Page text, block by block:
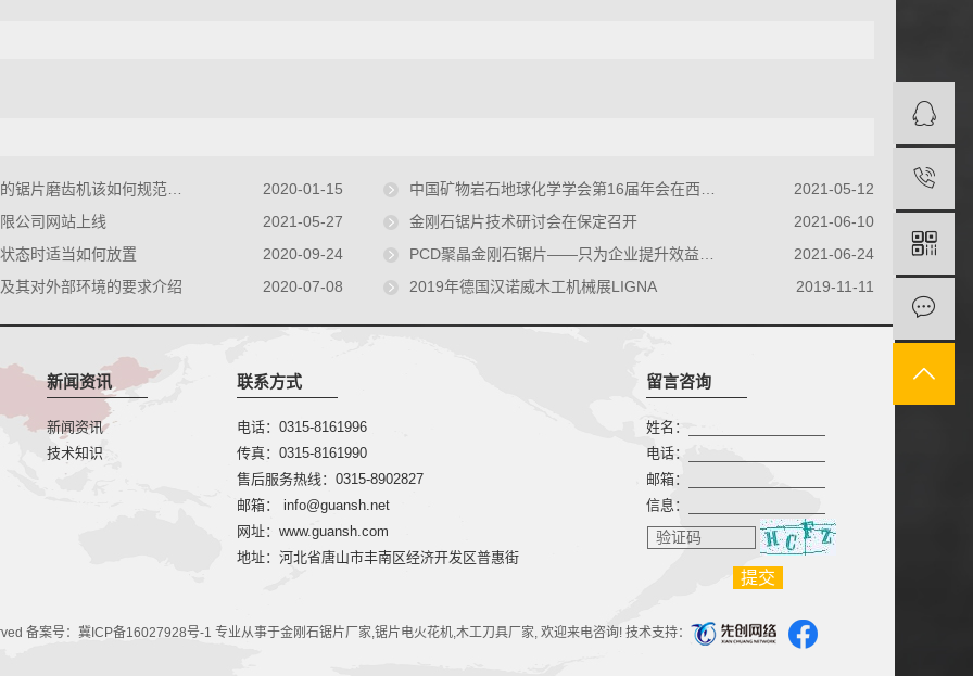
片磨齿机该如何规范操作 2020-01-15 中国矿物岩石地球化学学会第16届年会在西安召开
2021-05-12
公司网站上线
2021-05-27 金刚石锯片技术研讨会在保定召开
2021-06-10
态时适当如何放置
2020-09-24 PCD聚晶金刚石锯片——只为企业提升效益而存在
2021-06-24
其对外部环境的要求介绍
2020-07-08 2019年德国汉诺威木工机械展LIGNA 2019-11-11
新闻资讯
新闻资讯
技术知识
联系方式
电话：0315-8161996
传真：0315-8161990
售后服务热线：0315-8902827
邮箱： info@guansh.net
网址：www.guansh.com
地址：河北省唐山市丰南区经济开发区普惠街
留言咨询
姓名：
电话：
邮箱：
信息：
验证码
备案号： 冀ICP备16027928号-1 专业从事于金刚石锯片厂家,锯片电火花机,木工刀具厂家, 欢迎来电咨询! 技术支持：